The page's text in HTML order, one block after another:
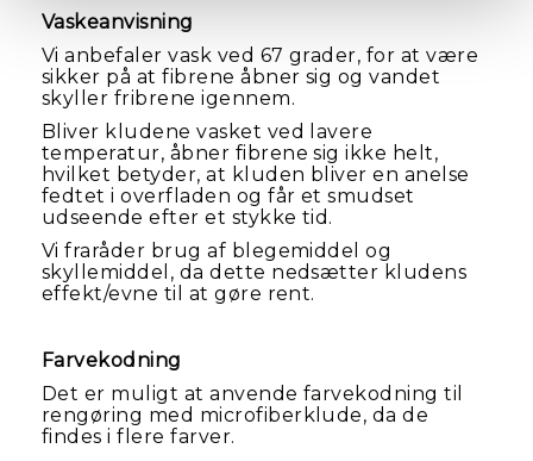
Vaskeanvisning
Vi anbefaler vask ved 67 grader, for at være
sikker på at fibrene åbner sig og vandet
skyller fribrene igennem.
Bliver kludene vasket ved lavere
temperatur, åbner fibrene sig ikke helt,
hvilket betyder, at kluden bliver en anelse
fedtet i overfladen og får et smudset
udseende efter et stykke tid.
Vi fraråder brug af blegemiddel og
skyllemiddel, da dette nedsætter kludens
effekt/evne til at gøre rent.
Farvekodning
Det er muligt at anvende farvekodning til
rengøring med microfiberklude, da de
findes i flere farver.